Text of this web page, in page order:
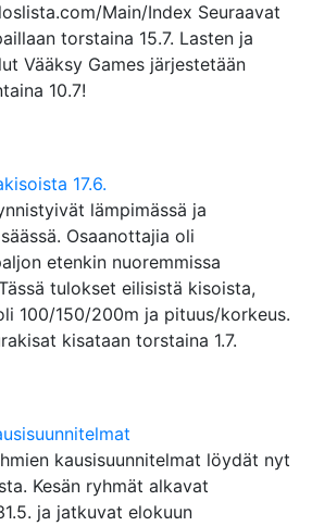
Main/Index Seuraavat
torstaina 15.7. Lasten ja
Vääksy Games järjestetään
10.7!
17.6.
lämpimässä ja
Osaanottajia oli
etenkin nuoremmissa
tulokset eilisistä kisoista,
100/150/200m ja pituus/korkeus.
kisataan torstaina 1.7.
kausisuunnitelmat löydät nyt
Kesän ryhmät alkavat
ja jatkuvat elokuun